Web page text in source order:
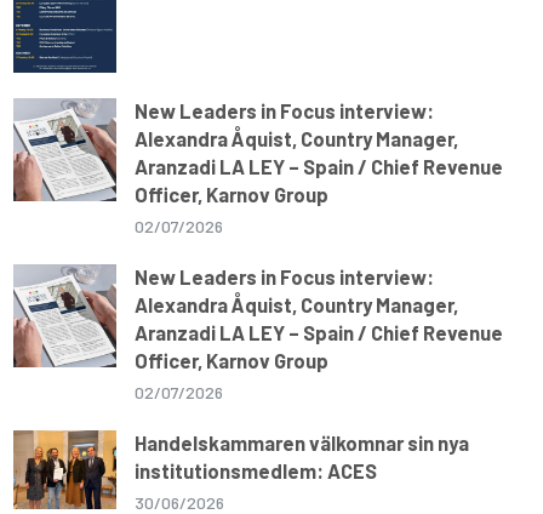
New Leaders in Focus interview:
Alexandra Åquist, Country Manager,
Aranzadi LA LEY – Spain / Chief Revenue
Officer, Karnov Group
02/07/2026
New Leaders in Focus interview:
Alexandra Åquist, Country Manager,
Aranzadi LA LEY – Spain / Chief Revenue
Officer, Karnov Group
02/07/2026
Handelskammaren välkomnar sin nya
institutionsmedlem: ACES
30/06/2026